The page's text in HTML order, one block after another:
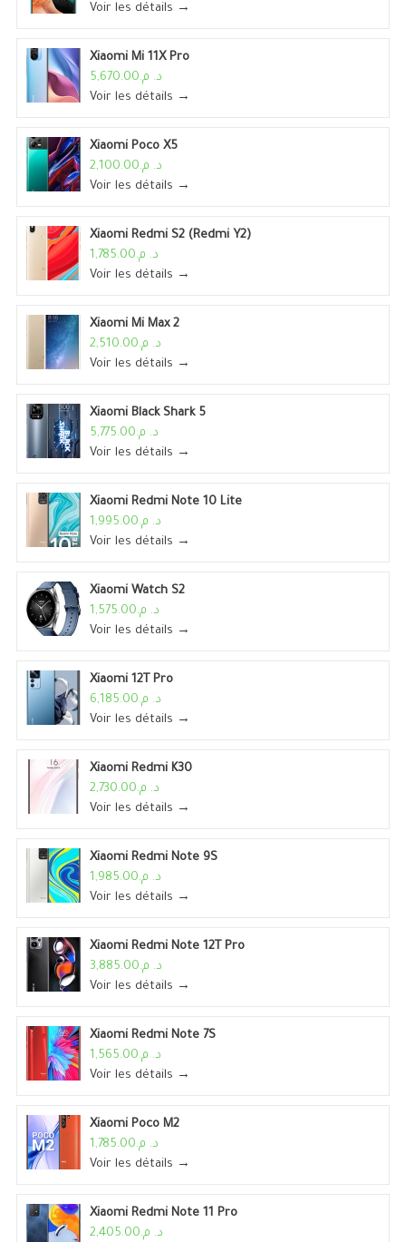
Voir les détails →
Xiaomi Mi 11X Pro
د. م.5,670.00
Voir les détails →
Xiaomi Poco X5
د. م.2,100.00
Voir les détails →
Xiaomi Redmi S2 (Redmi Y2)
د. م.1,785.00
Voir les détails →
Xiaomi Mi Max 2
د. م.2,510.00
Voir les détails →
Xiaomi Black Shark 5
د. م.5,775.00
Voir les détails →
Xiaomi Redmi Note 10 Lite
د. م.1,995.00
Voir les détails →
Xiaomi Watch S2
د. م.1,575.00
Voir les détails →
Xiaomi 12T Pro
د. م.6,185.00
Voir les détails →
Xiaomi Redmi K30
د. م.2,730.00
Voir les détails →
Xiaomi Redmi Note 9S
د. م.1,985.00
Voir les détails →
Xiaomi Redmi Note 12T Pro
د. م.3,885.00
Voir les détails →
Xiaomi Redmi Note 7S
د. م.1,565.00
Voir les détails →
Xiaomi Poco M2
د. م.1,785.00
Voir les détails →
Xiaomi Redmi Note 11 Pro
د. م.2,405.00